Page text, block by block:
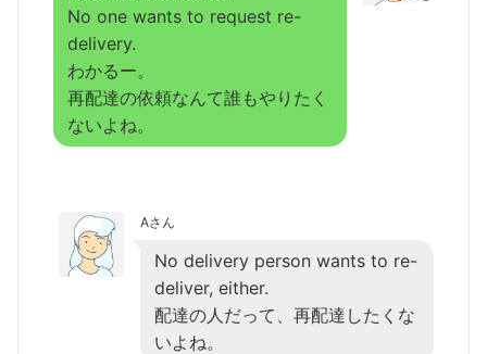
No one wants to request re-
delivery.
わかるー。
再配達の依頼なんて誰もやりたく
ないよね。
Aさん
No delivery person wants to re-
deliver, either.
配達の人だって、再配達したくな
いよね。